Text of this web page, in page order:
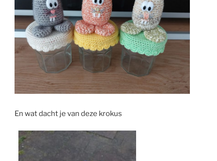
En wat dacht je van deze krokus